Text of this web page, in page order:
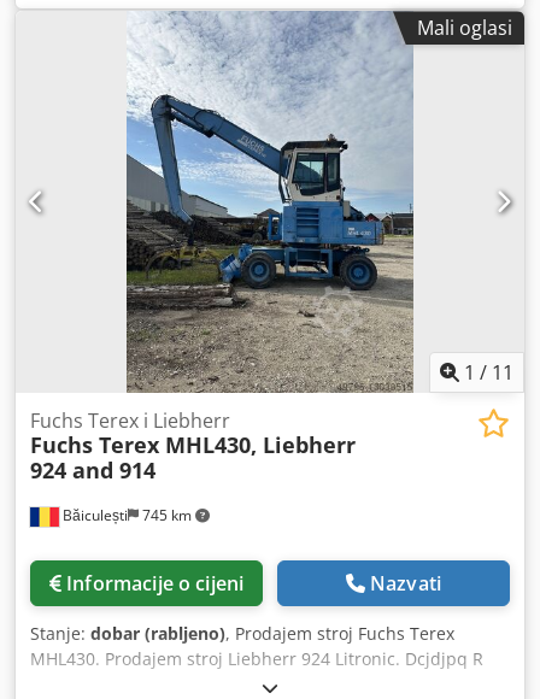
Pogon Pogon: kontinuirani Vrsta motora: Yanmar 3IRH8N
Rezervoar za gorivo: 50 litara Dimenzije i težine Dcedpfezp
Hklsx Ablek Masa praznog vozila: 650 kg Dimenzije (D x Š x
V): 336 x 139 x 124 cm Funkcionalnost Protok: 186 m³/h
Napojni napon: 12 V CE oznaka: da Stanje Opće stanje:
prosječno Tehničko stanje: dobro Vizualno stanje:
prosječno Radni tlak – 7 bara (psi)
Mali oglasi
1 / 11
Băiculești 745 km
Fuchs Terex i Liebherr
Fuchs Terex MHL430, Liebherr
924 and 914
Informacije o cijeni Nazvati
Stanje: dobar (rabljeno), Prodajem stroj Fuchs Terex
MHL430. Prodajem stroj Liebherr 924 Litronic. Dcjdjpq R
Sxspfx Ablok Prodajem stroj Liebherr 914 Litronic.